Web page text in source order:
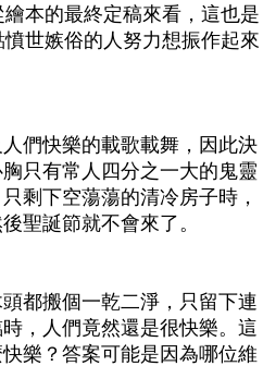
本的最終定稿來看，這也是
世嫉俗的人努力想振作起來
們快樂的載歌載舞，因此決
只有常人四分之一大的鬼靈
剩下空蕩蕩的清冷房子時，
聖誕節就不會來了。
都搬個一乾二淨，只留下連
，人們竟然還是很快樂。這
樂？答案可能是因為哪位維